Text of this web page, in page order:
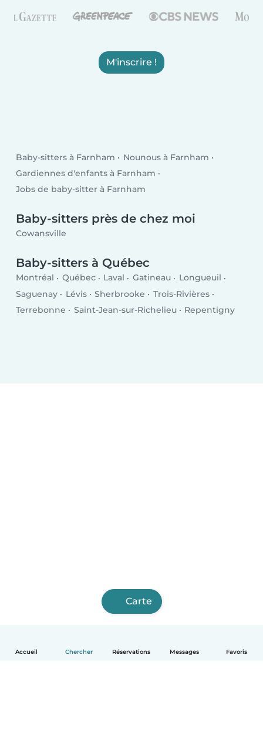
Accueil Chercher Réservations Messages Favoris
M'inscrire !
Baby-sitters à Farnham
Nounous à Farnham
Gardiennes d'enfants à Farnham
Jobs de baby-sitter à Farnham
Baby-sitters près de chez moi
Cowansville
Baby-sitters à Québec
Montréal Québec Laval Gatineau
Longueuil
Saguenay
Lévis Sherbrooke
Trois-Rivières
Terrebonne
Saint-Jean-sur-Richelieu Repentigny
Carte